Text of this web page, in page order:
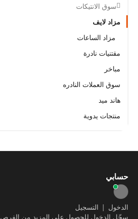
سوق الانتيكات
مزاد لايف
مزاد الساعات
مقتنيات نادرة
مباخر
سوق العملات النادره
هاند ميد
منتجات يدوية
حسابي
الدخول | التسجيل
سجّل الدخول للحصول على المزيد من الفرص